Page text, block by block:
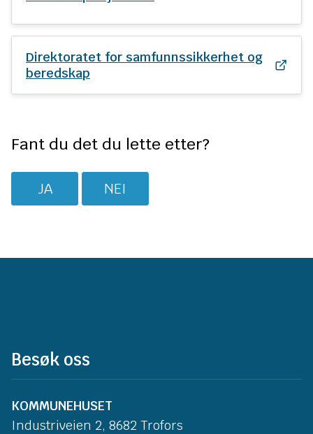
n
e
Direktoratet for samfunnssikkerhet og
beredskap
Fant du det du lette etter?
JA NEI
Besøk oss
KOMMUNEHUSET
Industriveien 2, 8682 Trofors